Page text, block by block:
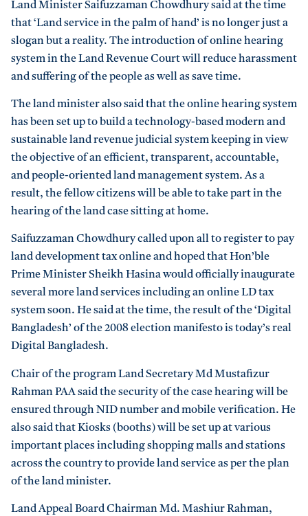
Land Minister Saifuzzaman Chowdhury said at the time
that ‘Land service in the palm of hand’ is no longer just a
slogan but a reality. The introduction of online hearing
system in the Land Revenue Court will reduce harassment
and suffering of the people as well as save time.
The land minister also said that the online hearing system
has been set up to build a technology-based modern and
sustainable land revenue judicial system keeping in view
the objective of an efficient, transparent, accountable,
and people-oriented land management system. As a
result, the fellow citizens will be able to take part in the
hearing of the land case sitting at home.
Saifuzzaman Chowdhury called upon all to register to pay
land development tax online and hoped that Hon’ble
Prime Minister Sheikh Hasina would officially inaugurate
several more land services including an online LD tax
system soon. He said at the time, the result of the ‘Digital
Bangladesh’ of the 2008 election manifesto is today’s real
Digital Bangladesh.
Chair of the program Land Secretary Md Mustafizur
Rahman PAA said the security of the case hearing will be
ensured through NID number and mobile verification. He
also said that Kiosks (booths) will be set up at various
important places including shopping malls and stations
across the country to provide land service as per the plan
of the land minister.
Land Appeal Board Chairman Md. Mashiur Rahman,